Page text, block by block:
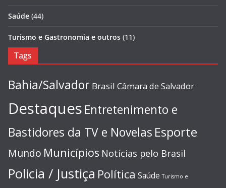
Saúde (44)
Turismo e Gastronomia e outros (11)
Tags
Bahia/Salvador Brasil Câmara de Salvador
Destaques Entretenimento e
Bastidores da TV e Novelas Esporte
Mundo Municípios Notícias pelo Brasil
Policia / Justiça Política Saúde Turismo e